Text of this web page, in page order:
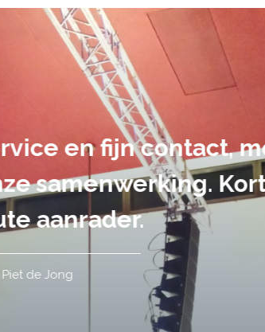
uitvoering
handen gegeven
tot in de